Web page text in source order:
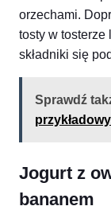
orzechami.
tosty w tosterze
składniki się
Sprawdź
Jogurt z
bananem